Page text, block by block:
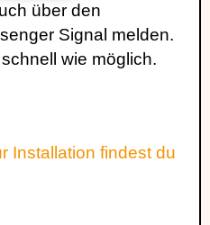
über den
Signal melden.
wie möglich.
Installation findest du